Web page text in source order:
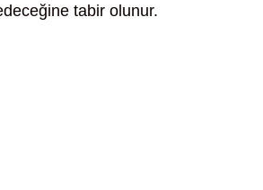
tabir olunur.